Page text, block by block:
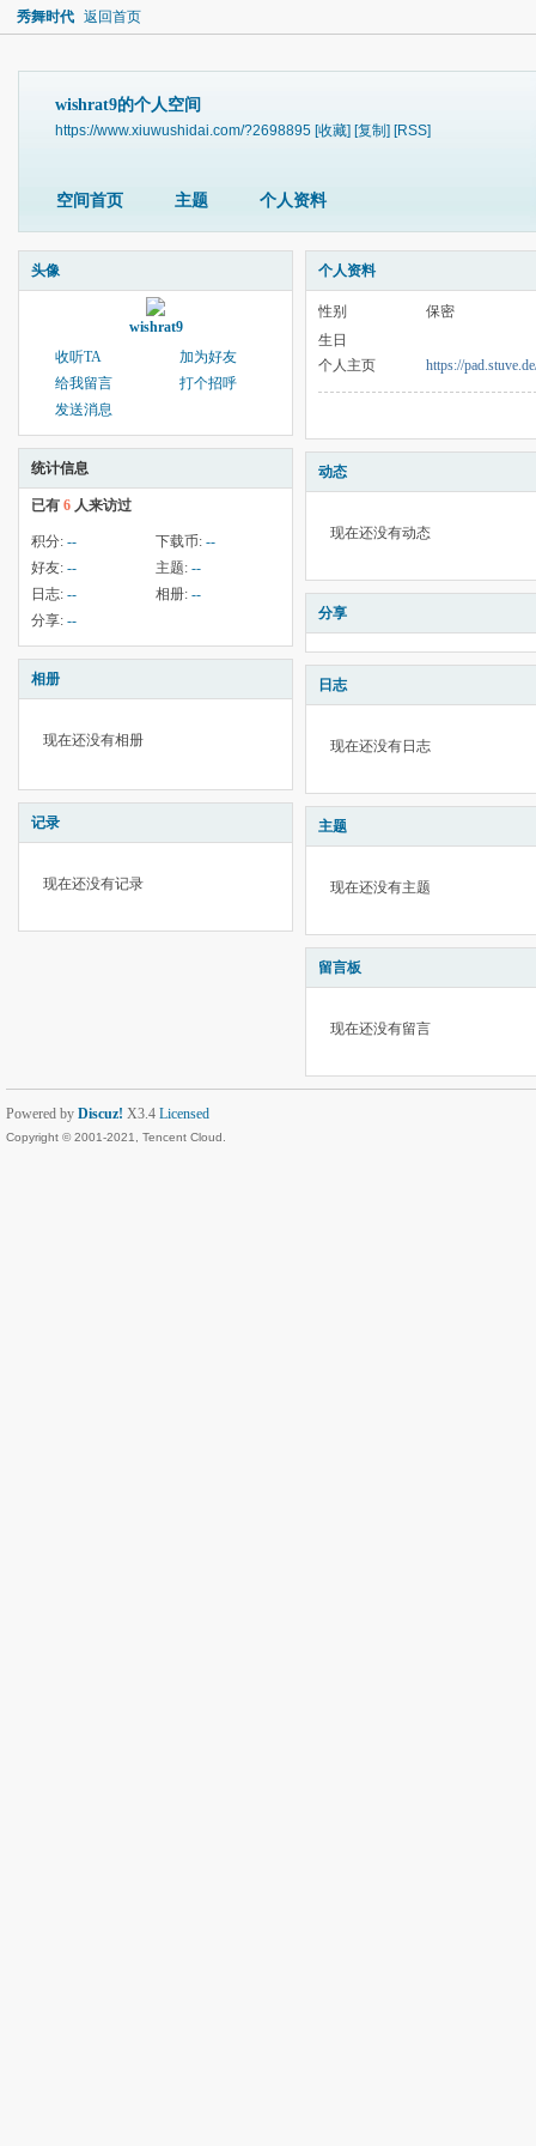
秀舞时代 返回首页
wishrat9的个人空间
https://www.xiuwushidai.com/?2698895 [收藏] [复制] [RSS]
空间首页 主题 个人资料
头像
wishrat9
收听TA
加为好友
给我留言
打个招呼
发送消息
统计信息
已有 6 人来访过
积分: -- 下载币: --
好友: -- 主题: --
日志: -- 相册: --
分享: --
相册
现在还没有相册
记录
现在还没有记录
个人资料
性别
保密
生日
个人主页
https://
动态
现在还没有动态
分享
日志
现在还没有日志
主题
现在还没有主题
留言板
现在还没有留言
Powered by Discuz! X3.4 Licensed
Copyright © 2001-2021, Tencent Cloud.